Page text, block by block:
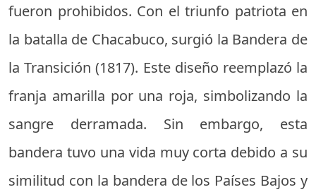
fueron prohibidos. Con el triunfo patriota en
la batalla de Chacabuco, surgió la Bandera de
la Transición (1817). Este diseño reemplazó la
franja amarilla por una roja, simbolizando la
sangre derramada. Sin embargo, esta
bandera tuvo una vida muy corta debido a su
similitud con la bandera de los Países Bajos y